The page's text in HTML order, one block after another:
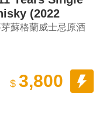
(2022
蘇格蘭威士忌原酒
）
$ 3,800